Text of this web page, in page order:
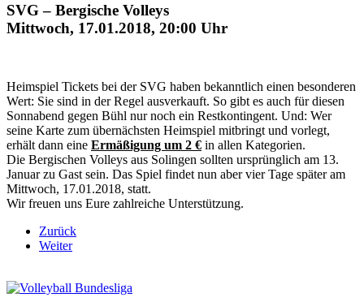
SVG – Bergische Volleys
Mittwoch, 17.01.2018, 20:00 Uhr
Heimspiel Tickets bei der SVG haben bekanntlich einen besonderen
Wert: Sie sind in der Regel ausverkauft. So gibt es auch für diesen
Sonnabend gegen Bühl nur noch ein Restkontingent. Und: Wer
seine Karte zum übernächsten Heimspiel mitbringt und vorlegt,
erhält dann eine Ermäßigung um 2 € in allen Kategorien.
Die Bergischen Volleys aus Solingen sollten ursprünglich am 13.
Januar zu Gast sein. Das Spiel findet nun aber vier Tage später am
Mittwoch, 17.01.2018, statt.
Wir freuen uns Eure zahlreiche Unterstützung.
Zurück
Weiter